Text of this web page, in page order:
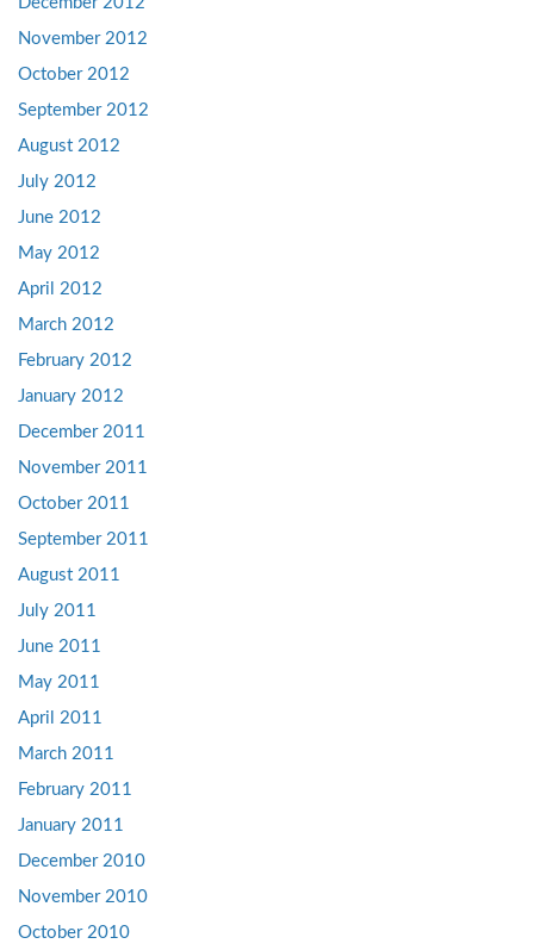
November 2012
October 2012
September 2012
August 2012
July 2012
June 2012
May 2012
April 2012
March 2012
February 2012
January 2012
December 2011
November 2011
October 2011
September 2011
August 2011
July 2011
June 2011
May 2011
April 2011
March 2011
February 2011
January 2011
December 2010
November 2010
October 2010